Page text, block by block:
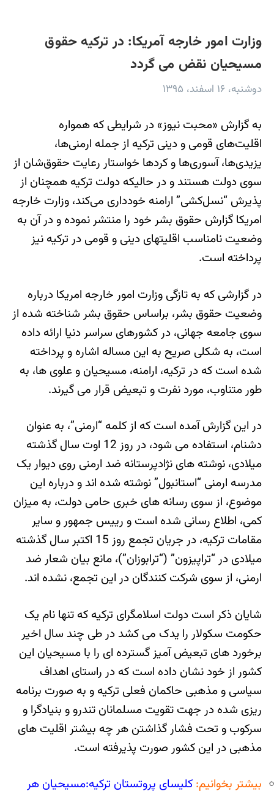
وزارت امور خارجه آمریکا: در ترکیه حقوق
مسیحیان نقض می گردد
دوشنبه، ۱۶ اسفند، ۱۳۹۵
به گزارش «محبت نیوز» در شرایطی که همواره
اقلیت‌های قومی و دینی ترکیه از جمله ارمنی‌ها،
یزیدی‌ها، آسوری‌ها و کردها خواستار رعایت حقوق‌شان از
سوی دولت هستند و در حالیکه دولت ترکیه همچنان از
پذیرش “نسل‌کشی” ارامنه خودداری می‌کند، وزارت خارجه
امریکا گزارش حقوق بشر خود را منتشر نموده و در آن به
وضعیت نامناسب اقلیتهای دینی و قومی در ترکیه نیز
پرداخته است.
در گزارشی که به تازگی وزارت امور خارجه امریکا درباره
وضعیت حقوق بشر، براساس حقوق بشر شناخته شده از
سوی جامعه جهانی، در کشورهای سراسر دنیا ارائه داده
است، به شکلی صریح به این مساله اشاره و پرداخته
شده است که در ترکیه، ارامنه، مسیحیان و علوی ها، به
طور متناوب، مورد نفرت و تبعیض قرار می گیرند.
در این گزارش آمده است که از کلمه “ارمنی”، به عنوان
دشنام، استفاده می شود، در روز 12 اوت سال گذشته
میلادی، نوشته های نژادپرستانه ضد ارمنی روی دیوار یک
مدرسه ارمنی “استانبول” نوشته شده اند و درباره این
موضوع، از سوی رسانه های خبری حامی دولت، به میزان
کمی، اطلاع رسانی شده است و رییس جمهور و سایر
مقامات ترکیه، در جریان تجمع روز 15 اکتبر سال گذشته
میلادی در “تراپیزون” (“ترابوزان”)، مانع بیان شعار ضد
ارمنی، از سوی شرکت کنندگان در این تجمع، نشده اند.
شایان ذکر است دولت اسلامگرای ترکیه که تنها نام یک
حکومت سکولار را یدک می کشد در طی چند سال اخیر
برخورد های تبعیض آمیز گسترده ای را با مسیحیان این
کشور از خود نشان داده است که در راستای اهداف
سیاسی و مذهبی حاکمان فعلی ترکیه و به صورت برنامه
ریزی شده در جهت تقویت مسلمانان تندرو و بنیادگرا و
سرکوب و تحت فشار گذاشتن هر چه بیشتر اقلیت های
مذهبی در این کشور صورت پذیرفته است.
بیشتر بخوانیم: کلیسای پروتستان ترکیه:مسیحیان هر